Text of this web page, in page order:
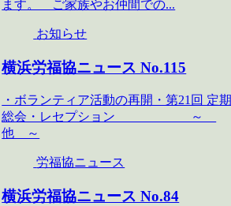
ます。 ご家族やお仲間での...
お知らせ
横浜労福協ニュース No.115
・ボランティア活動の再開・第21回 定期
総会・レセプション ～
他 ～
労福協ニュース
横浜労福協ニュース No.84